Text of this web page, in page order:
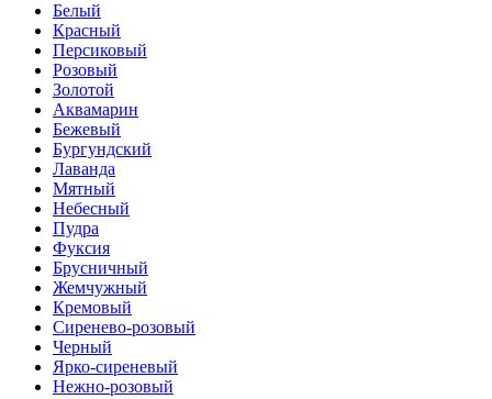
Белый
Красный
Персиковый
Розовый
Золотой
Аквамарин
Бежевый
Бургундский
Лаванда
Мятный
Небесный
Пудра
Фуксия
Брусничный
Жемчужный
Кремовый
Сиренево-розовый
Черный
Ярко-сиреневый
Нежно-розовый